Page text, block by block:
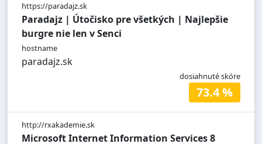
https://paradajz.sk
Paradajz | Útočisko pre všetkých | Najlepšie
burgre nie len v Senci
hostname
paradajz.sk
dosiahnuté skóre
73.4 %
http://rxakademie.sk
Microsoft Internet Information Services 8